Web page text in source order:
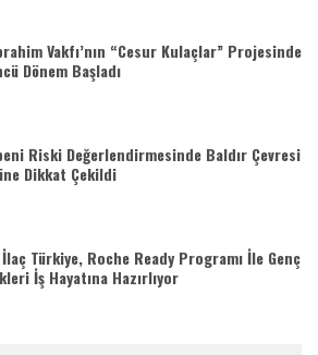
Vakfı’nın “Cesur Kulaçlar” Projesinde
Dönem Başladı
Riski Değerlendirmesinde Baldır Çevresi
Dikkat Çekildi
Türkiye, Roche Ready Programı İle Genç
İş Hayatına Hazırlıyor